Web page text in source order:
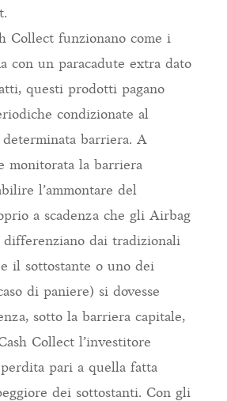
Collect funzionano come i
con un paracadute extra dato
questi prodotti pagano
condizionate al
barriera. A
monitorata la barriera
l’ammontare del
a scadenza che gli Airbag
differenziano dai tradizionali
il sottostante o uno dei
di paniere) si dovesse
sotto la barriera capitale,
Collect l’investitore
pari a quella fatta
dei sottostanti. Con gli